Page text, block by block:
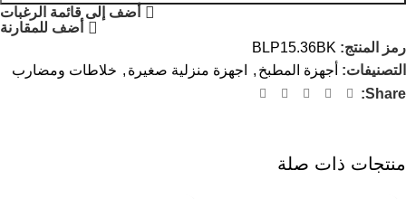
أضف إلى قائمة الرغبات
أضف للمقارنة
رمز المنتج: BLP15.36BK
التصنيفات: أجهزة المطبخ , اجهزة منزلية صغيرة , خلاطات ومضارب
Share:
منتجات ذات صلة